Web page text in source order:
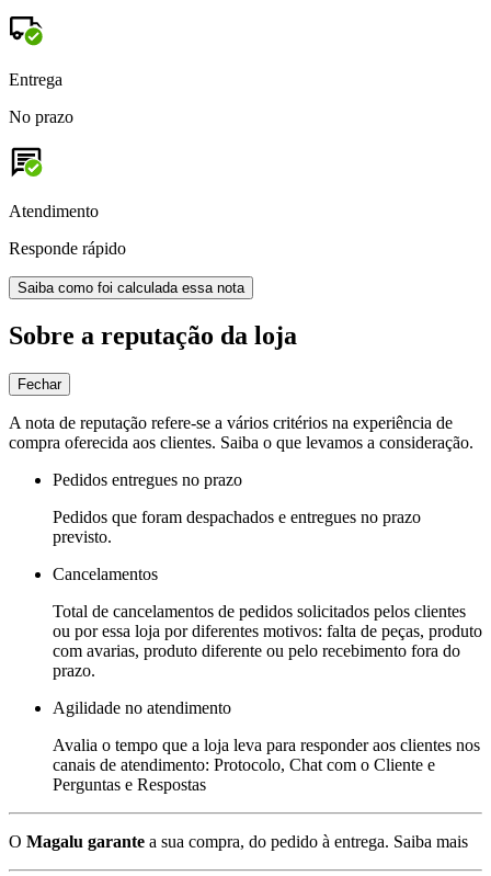
Entrega
No prazo
Atendimento
Responde rápido
Saiba como foi calculada essa nota
Sobre a reputação da loja
Fechar
A nota de reputação refere-se a vários critérios na experiência de
compra oferecida aos clientes. Saiba o que levamos a consideração.
Pedidos entregues no prazo
Pedidos que foram despachados e entregues no prazo
previsto.
Cancelamentos
Total de cancelamentos de pedidos solicitados pelos clientes
ou por essa loja por diferentes motivos: falta de peças, produto
com avarias, produto diferente ou pelo recebimento fora do
prazo.
Agilidade no atendimento
Avalia o tempo que a loja leva para responder aos clientes nos
canais de atendimento: Protocolo, Chat com o Cliente e
Perguntas e Respostas
O Magalu garante a sua compra, do pedido à entrega. Saiba mais